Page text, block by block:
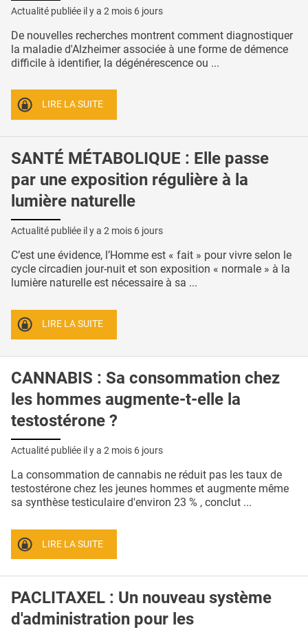
Actualité publiée il y a 2 mois 6 jours
De nouvelles recherches montrent comment diagnostiquer
la maladie d'Alzheimer associée à une forme de démence
difficile à identifier, la dégénérescence ou ...
LIRE LA SUITE
SANTÉ MÉTABOLIQUE : Elle passe
par une exposition régulière à la
lumière naturelle
Actualité publiée il y a 2 mois 6 jours
C’est une évidence, l’Homme est « fait » pour vivre selon le
cycle circadien jour-nuit et son exposition « normale » à la
lumière naturelle est nécessaire à sa ...
LIRE LA SUITE
CANNABIS : Sa consommation chez
les hommes augmente-t-elle la
testostérone ?
Actualité publiée il y a 2 mois 6 jours
La consommation de cannabis ne réduit pas les taux de
testostérone chez les jeunes hommes et augmente même
sa synthèse testiculaire d'environ 23 % , conclut ...
LIRE LA SUITE
PACLITAXEL : Un nouveau système
d'administration pour les